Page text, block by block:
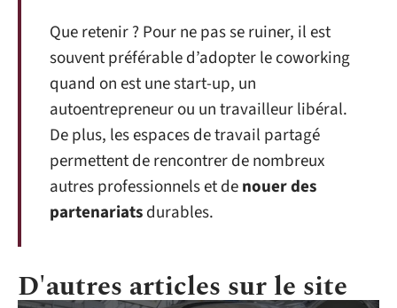
Que retenir ? Pour ne pas se ruiner, il est
souvent préférable d’adopter le coworking
quand on est une start-up, un
autoentrepreneur ou un travailleur libéral.
De plus, les espaces de travail partagé
permettent de rencontrer de nombreux
autres professionnels et denouer des
partenariatsdurables.
D'autres articles sur le site